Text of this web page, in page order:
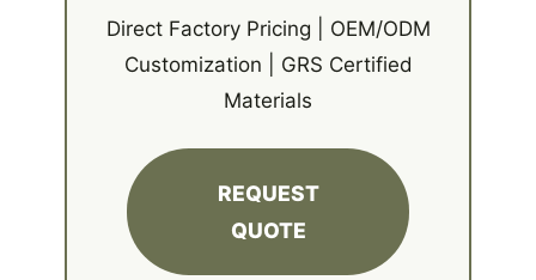
Direct Factory Pricing | OEM/ODM
Customization | GRS Certified
Materials
REQUEST
QUOTE